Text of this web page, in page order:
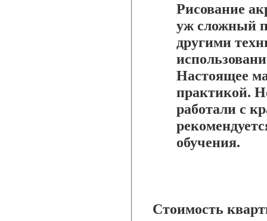
Рисование
уж сложный
другими
Настоящее
практикой.
работали с
обучения.
Стоимость